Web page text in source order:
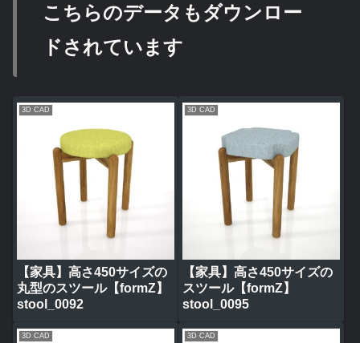
こちらのデータもダウンロー
ドされています
3D CAD
【家具】高さ450サイズの
丸型のスツール【formZ】
stool_0092
3D CAD
【家具】高さ450サイズの
スツール【formZ】
stool_0095
3D CAD 3D CAD